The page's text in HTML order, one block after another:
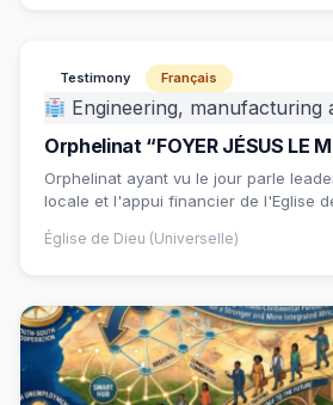
Testimony Français
Engineering, manufacturing
Orphelinat “FOYER JÉSUS LE
Orphelinat ayant vu le jour parle
locale et l'appui financier de l'Eglise
Église de Dieu (Universelle)